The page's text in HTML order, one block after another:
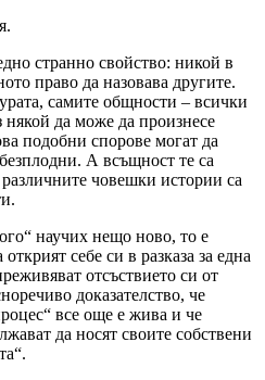
странно свойство: никой в
право да назовава другите.
самите общности – всички
някой да може да произнесе
подобни спорове могат да
А всъщност те са
човешки истории са
научих нещо ново, то е
себе си в разказа за една
отсъствието си от
доказателство, че
все още е жива и че
да носят своите собствени